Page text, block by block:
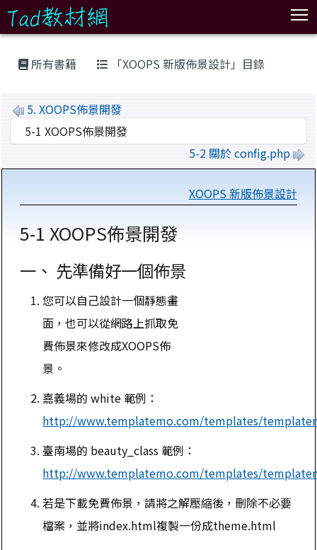
所有書籍 「XOOPS 新版佈景設計」目錄
5. XOOPS佈景開發
5-2 關於 config.php
XOOPS 新版佈景設計
5-1 XOOPS佈景開發
一、 先準備好一個佈景
您可以自己設計一個靜態畫
面，也可以從網路上抓取免
費佈景來修改成XOOPS佈
景。
嘉義場的 white 範例：
http://www.templatemo.com/templates/
臺南場的 beauty_class 範例：
http://www.templatemo.com/templates/
若是下載免費佈景，請將之解壓縮後，刪除不必要
檔案，並將index.html複製一份成theme.html